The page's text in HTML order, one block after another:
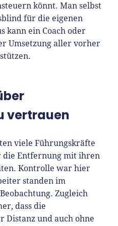
könnt. Man selbst
für die eigenen
kann ein Coach oder
Umsetzung aller vorher
vertrauen
viele Führungskräfte
die Entfernung mit ihren
Kontrolle war hier
standen im
Zugleich
dass die
Distanz und auch ohne